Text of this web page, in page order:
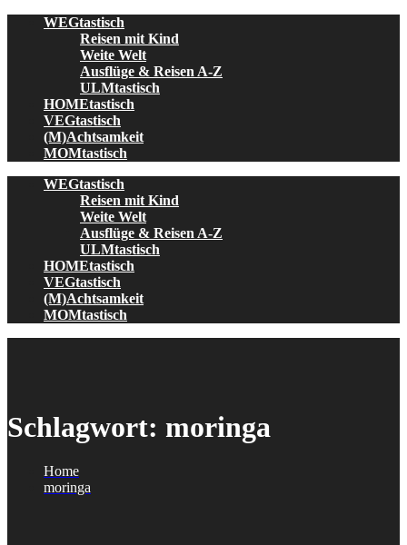
WEGtastisch
Reisen mit Kind
Weite Welt
Ausflüge & Reisen A-Z
ULMtastisch
HOMEtastisch
VEGtastisch
(M)Achtsamkeit
MOMtastisch
WEGtastisch
Reisen mit Kind
Weite Welt
Ausflüge & Reisen A-Z
ULMtastisch
HOMEtastisch
VEGtastisch
(M)Achtsamkeit
MOMtastisch
Schlagwort: moringa
Home
moringa